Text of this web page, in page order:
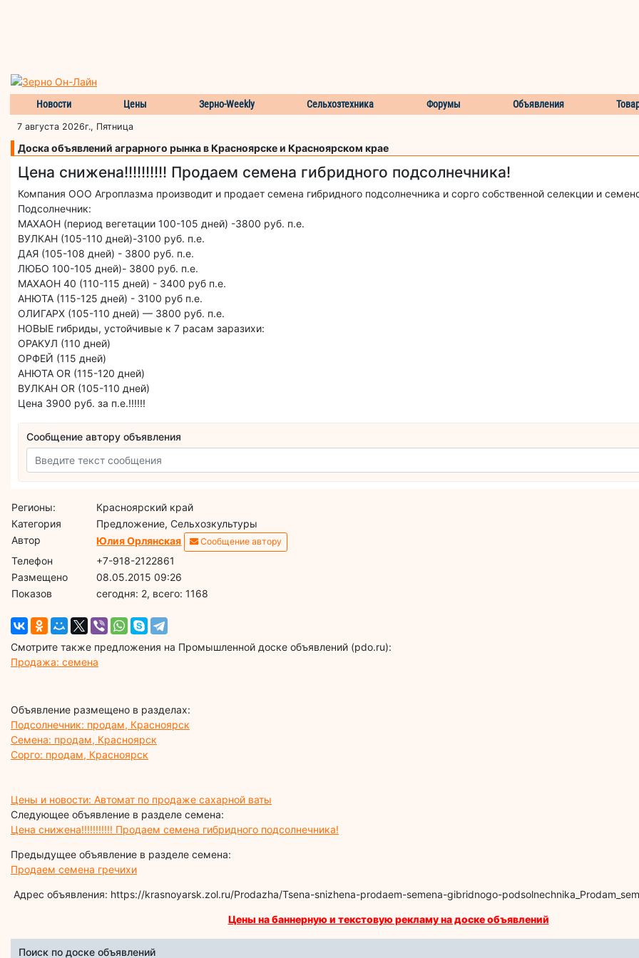
Новости Цены Зерно-Weekly Сельхозтехника Форумы Объявления
7 августа 2026г., Пятница
Доска объявлений аграрного рынка в Красноярске и Красноярском крае
Цена снижена!!!!!!!!!! Продаем семена гибридного подсолнечника!
Компания ООО Агроплазма производит и продает семена гибридного подсолнечника и сорго собственной селекции и
Подсолнечник:
МАХАОН (период вегетации 100-105 дней) -3800 руб. п.е.
ВУЛКАН (105-110 дней)-3100 руб. п.е.
ДАЯ (105-108 дней) - 3800 руб. п.е.
ЛЮБО 100-105 дней)- 3800 руб. п.е.
МАХАОН 40 (110-115 дней) - 3400 руб п.е.
АНЮТА (115-125 дней) - 3100 руб п.е.
ОЛИГАРХ (105-110 дней) — 3800 руб. п.е.
НОВЫЕ гибриды, устойчивые к 7 расам заразихи:
ОРАКУЛ (110 дней)
ОРФЕЙ (115 дней)
АНЮТА OR (115-120 дней)
ВУЛКАН OR (105-110 дней)
Цена 3900 руб. за п.е.!!!!!!
Сообщение автору объявления
Регионы:
Красноярский край
Категория
Предложение, Сельхозкультуры
Автор
Юлия Орлянская Сообщение автору
Телефон
+7-918-2122861
Размещено
08.05.2015 09:26
Показов
cегодня: 2, всего: 1168
Смотрите также предложения на Промышленной доске объявлений (pdo.ru):
Продажа: семена
Объявление размещено в разделах:
Подсолнечник: продам, Красноярск
Семена: продам, Красноярск
Сорго: продам, Красноярск
Цены и новости: Автомат по продаже сахарной ваты
Следующее объявление в разделе семена:
Цена снижена!!!!!!!!!!! Продаем семена гибридного подсолнечника!
Предыдущее объявление в разделе семена:
Продаем семена гречихи
Адрес объявления: https://krasnoyarsk.zol.ru/Prodazha/Tsena-snizhena-prodaem-semena-gibridnogo-
Цены на баннерную и текстовую рекламу на доске объявлений
Поиск по доске объявлений